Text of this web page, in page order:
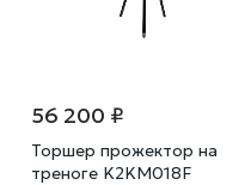
56 200 ₽
Торшер прожектор на
треноге K2KM018F